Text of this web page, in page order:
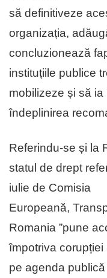
să definitiveze
organizația,
concluzionează
instituțiile publice
mobilizeze și să
îndeplinirea
Referindu-se și la
statul de drept
iulie de Comisia
Europeană,
Romania ”pune
împotriva
pe agenda